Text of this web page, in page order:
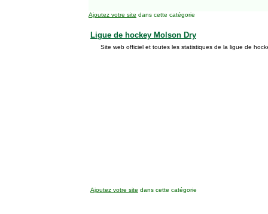
Ajoutez votre site dans cette catégorie
Ligue de hockey Molson Dry
Site web officiel et toutes les statistiques de la ligue de
Ajoutez votre site dans cette catégorie